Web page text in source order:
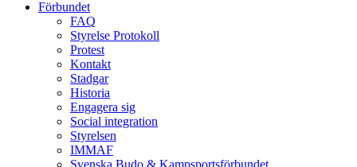
Förbundet
FAQ
Styrelse Protokoll
Protest
Kontakt
Stadgar
Historia
Engagera sig
Social integration
Styrelsen
IMMAF
Svenska Budo & Kampsportsförbundet